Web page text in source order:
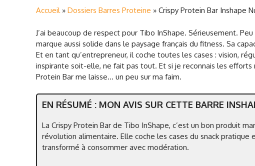
Accueil» Dossiers Barres Proteine » Crispy Protein Bar Inshape
J’ai beaucoup de respect pour Tibo InShape. Sérieusement.
marque aussi solide dans le paysage français du fitness. Sa
Et en tant qu’entrepreneur, il coche toutes les cases : vision,
inspirante soit-elle, ne fait pas tout. Et si je reconnais les
Protein Bar me laisse… un peu sur ma faim.
EN RÉSUMÉ : MON AVIS SUR CETTE BARRE
La Crispy Protein Bar de Tibo InShape, c’est un bon produit
révolution alimentaire. Elle coche les cases du snack
transformé à consommer avec modération.